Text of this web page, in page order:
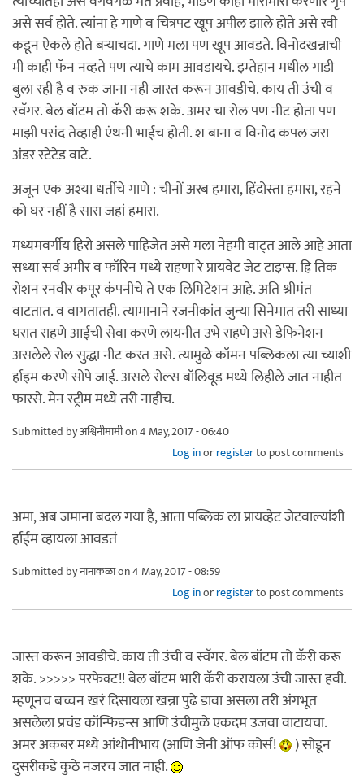
असे सर्व होते. त्यांना हे गाणे व चित्रपट खूप अपील झाले होते असे रवी
कडून ऐकले होते बर्‍याचदा. गाणे मला पण खूप आवडते. विनोदखन्नाची
मी काही फॅन नव्हते पण त्याचे काम आवडायचे. इम्तेहान मधील गाडी
बुला रही है व रुक जाना नही जास्त करून आवडीचे. काय ती उंची व
स्वॅगर. बेल बॉटम तो कॅरी करू शके. अमर चा रोल पण नीट होता पण
माझी पसंद तेव्हाही एंथनी भाईच होती. श बाना व विनोद कपल जरा
अंडर स्टेटेड वाटे.
अजून एक अश्या धर्तीचे गाणे : चीनों अरब हमारा, हिंदोस्ता हमारा, रहने
को घर नहीं है सारा जहां हमारा.
मध्यमवर्गीय हिरो असले पाहिजेत असे मला नेहमी वाट्त आले आहे आता
सध्या सर्व अमीर व फॉरिन मध्ये राहणा रे प्रायवेट जेट टाइप्स. ह्रि तिक
रोशन रनवीर कपूर कंपनीचे ते एक लिमिटेशन आहे. अति श्रीमंत
वाटतात. व वागतातही. त्यामानाने रजनीकांत जुन्या सिनेमात तरी साध्या
घरात राहणे आईची सेवा करणे लायनीत उभे राहणे असे डेफिनेशन
असलेले रोल सुद्धा नीट करत असे. त्यामुळे कॉमन पब्लिकला त्या च्याशी
र्हाइम करणे सोपे जाई. असले रोल्स बॉलिवूड मध्ये लिहीले जात नाहीत
फारसे. मेन स्ट्रीम मध्ये तरी नाहीच.
Submitted byअश्विनीमामीon 4 May, 2017 - 06:40
Log inorregisterto post comments
अमा, अब जमाना बदल गया है, आता पब्लिक ला प्रायव्हेट जेटवाल्यांशी
र्हाईम व्हायला आवडतं
Submitted byनानाकळाon 4 May, 2017 - 08:59
Log inorregisterto post comments
जास्त करून आवडीचे. काय ती उंची व स्वॅगर. बेल बॉटम तो कॅरी करू
शके. >>>>> परफेक्ट!! बेल बॉटम भारी कॅरी करायला उंची जास्त हवी.
म्हणूनच बच्चन खरं दिसायला खन्ना पुढे डावा असला तरी अंगभूत
असलेला प्रचंड कॉन्फिडन्स आणि उंचीमुळे एकदम उजवा वाटायचा.
अमर अकबर मध्ये आंथोनीभाय (आणि जेनी ऑफ कोर्स!
) सोडून
दुसरीकडे कुठे नजरच जात नाही.